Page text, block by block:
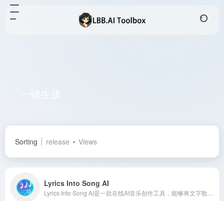
Sorting release Views
Lyrics Into Song AI